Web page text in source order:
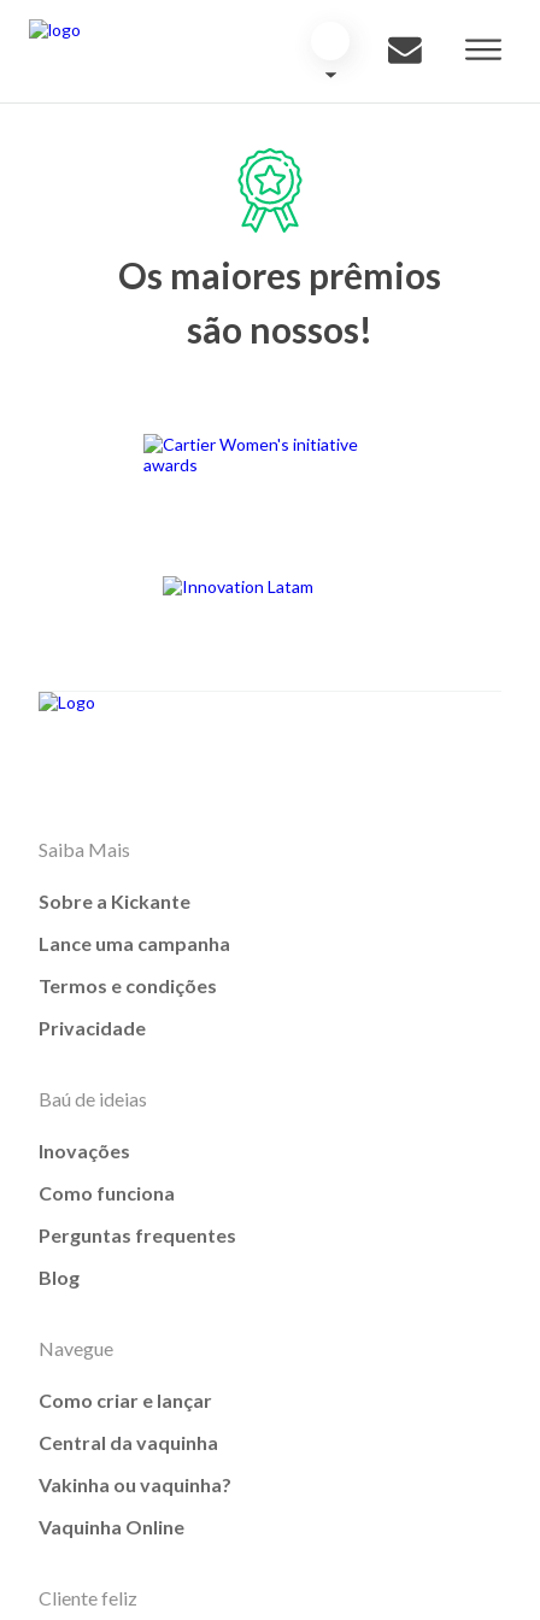
Os maiores prêmios
são nossos!
Saiba Mais
Sobre a Kickante
Lance uma campanha
Termos e condições
Privacidade
Baú de ideias
Inovações
Como funciona
Perguntas frequentes
Blog
Navegue
Como criar e lançar
Central da vaquinha
Vakinha ou vaquinha?
Vaquinha Online
Cliente feliz